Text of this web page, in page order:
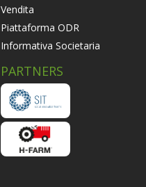
Vendita
Piattaforma ODR
Informativa Societaria
PARTNERS